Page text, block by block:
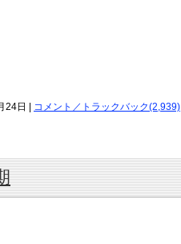
24日 | コメント／トラックバック(2,939)